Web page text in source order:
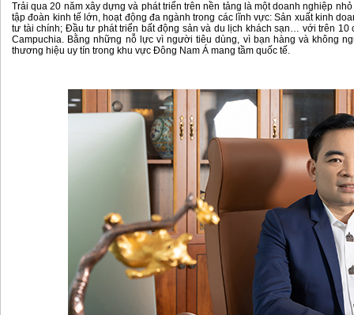
Trải qua 20 năm xây dựng và phát triển trên nền tảng là một doanh nghiệp
tập đoàn kinh tế lớn, hoạt động đa ngành trong các lĩnh vực: Sản xuất kinh
tư tài chính; Đầu tư phát triển bất động sản và du lịch khách sạn… với trên 10
Campuchia. Bằng những nỗ lực vì người tiêu dùng, vì bạn hàng và không
thương hiệu uy tín trong khu vực Đông Nam Á mang tầm quốc tế.